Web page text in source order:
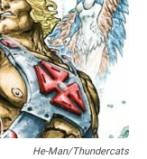
He-Man/Thundercats